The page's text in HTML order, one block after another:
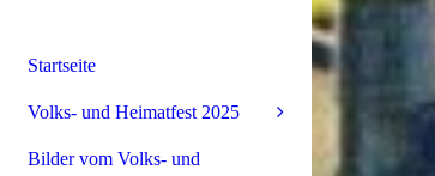
Startseite
Volks- und Heimatfest 2025
Bilder vom Volks- und